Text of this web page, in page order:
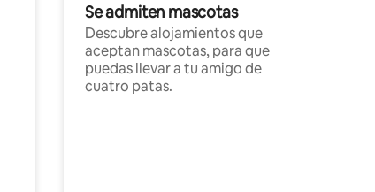
Se admiten mascotas
Descubre alojamientos que
aceptan mascotas, para que
puedas llevar a tu amigo de
cuatro patas.